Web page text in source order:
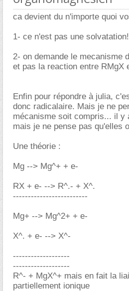
ca devient du n'importe quoi
1- ce n'est pas une solvatation!
2- on demande le mecanisme
et pas la reaction entre RMgX
Enfin pour répondre à julia,
donc radicalaire. Mais je ne
mécanisme soit compris... il y
mais je ne pense pas qu'elles
Une théorie :
Mg --> Mg^+ + e-
RX + e- --> R^.- + X^.
-------------------------
Mg+ --> Mg^2+ + e-
X^. + e- --> X^-
-------------------
-------------------
R^- + MgX^+ mais en fait la
partiellement ionique